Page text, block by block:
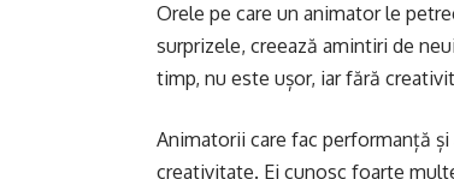
Orele pe care un animator le
surprizele, creează amintiri de
timp, nu este ușor, iar fără
Animatorii care fac performanță
creativitate. Ei cunosc foarte